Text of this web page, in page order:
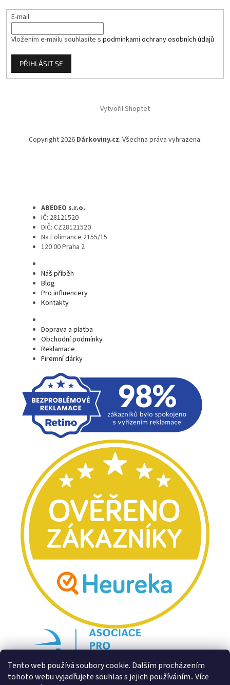
Tento web používá soubory cookie. Dalším procházením
tohoto webu vyjadřujete souhlas s jejich používáním.. Více
E-mail
Vložením e-mailu souhlasíte s podmínkami ochrany osobních údajů
PŘIHLÁSIT SE
Vytvořil Shoptet
Copyright 2026 Dárkoviny.cz. Všechna práva vyhrazena.
ABEDEO s.r.o.
IČ: 28121520
DIČ: CZ28121520
Na Folimance 2155/15
120 00 Praha 2
Náš příběh
Blog
Pro influencery
Kontakty
Doprava a platba
Obchodní podmínky
Reklamace
Firemní dárky